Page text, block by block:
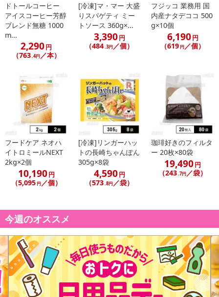
ドトールコーヒー
アイスコーヒー芳醇
ブレンド無糖 1000
m...
2,290円
（763.4円／本）
[冷凍]マ・マー 大盛
りスパゲティ ミー
トソース 360g×...
3,390円
（484.3円 ／個）
フジッコ 業務用 国
内産ナタデココ 500
g×10個
6,190円
（619 円 ／個）
フードケア ネオハ
イトロミールNEXT
2kg×2個
10,190円
（5,095 円／個）
[冷凍]リンガーハッ
トの長崎ちゃんぽん
305g×8袋
4,590円
（573.8円／袋）
珈琲好きのフィルタ
ー 20枚×80袋
19,490円
（243.7円／袋）
今週のオススメ